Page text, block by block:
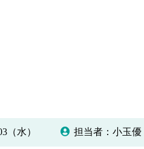
（水） 担当者：小玉優